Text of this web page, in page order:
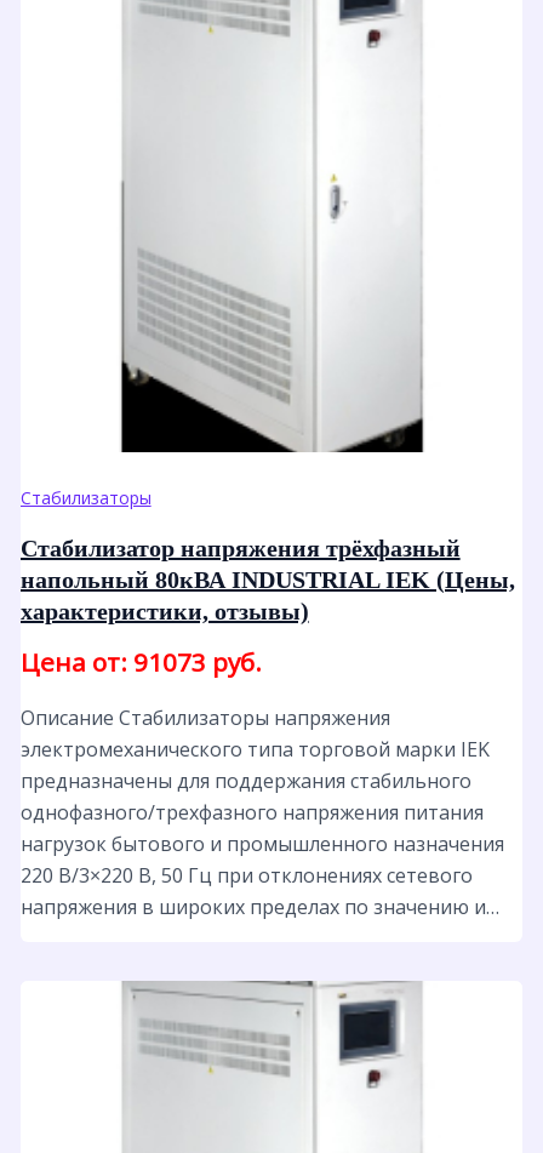
Стабилизаторы
Стабилизатор напряжения трёхфазный
напольный 80кВА INDUSTRIAL IEK (Цены,
характеристики, отзывы)
Цена от: 91073 руб.
Описание Стабилизаторы напряжения
электромеханического типа торговой марки IEK
предназначены для поддержания стабильного
однофазного/трехфазного напряжения питания
нагрузок бытового и промышленного назначения
220 B/3×220 В, 50 Гц при отклонениях сетевого
напряжения в широких пределах по значению и…